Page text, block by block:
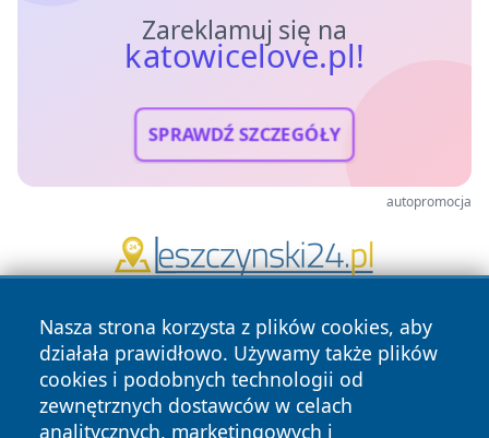
Zareklamuj się na
katowicelove.pl!
SPRAWDŹ SZCZEGÓŁY
autopromocja
Nasza strona korzysta z plików cookies, aby
działała prawidłowo. Używamy także plików
cookies i podobnych technologii od
zewnętrznych dostawców w celach
analitycznych, marketingowych i